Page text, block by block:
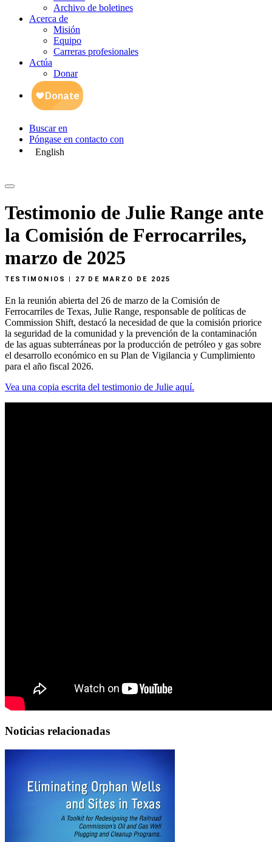
Archivo de boletines
Acerca de
Misión
Equipo
Carreras profesionales
Actúa
Donar
Buscar en
Póngase en contacto con
English
Testimonio de Julie Range ante
la Comisión de Ferrocarriles,
marzo de 2025
TESTIMONIOS | 27 DE MARZO DE 2025
En la reunión abierta del 26 de marzo de la Comisión de
Ferrocarriles de Texas, Julie Range, responsable de políticas de
Commission Shift, destacó la necesidad de que la comisión priorice
la seguridad de la comunidad y la prevención de la contaminación
de las aguas subterráneas por la producción de petróleo y gas sobre
el desarrollo económico en su Plan de Vigilancia y Cumplimiento
para el año fiscal 2026.
Vea una copia escrita del testimonio de Julie aquí.
Noticias relacionadas